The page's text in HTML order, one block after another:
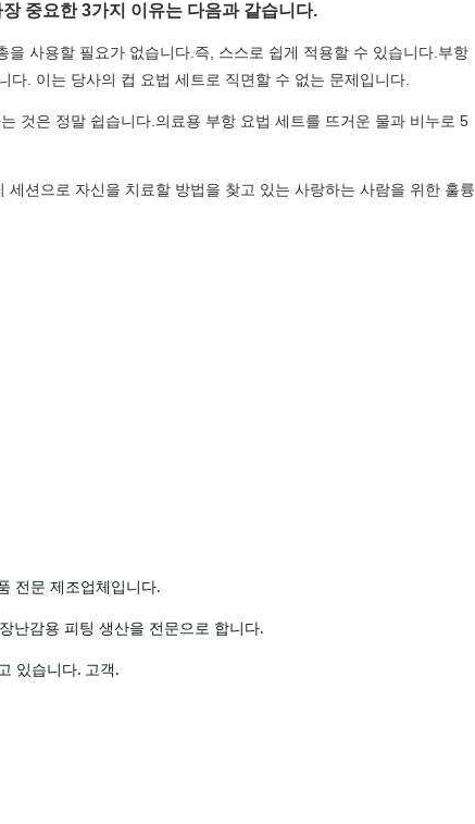
중요한 3가지 이유는 다음과 같습니다.
사용할 필요가 없습니다.즉, 스스로 쉽게 적용할 수 있습니다.부항
. 이는 당사의 컵 요법 세트로 직면할 수 없는 문제입니다.
것은 정말 쉽습니다.의료용 부항 요법 세트를 뜨거운 물과 비누로 5
션으로 자신을 치료할 방법을 찾고 있는 사랑하는 사람을 위한 훌륭
전문 제조업체입니다.
난감용 피팅 생산을 전문으로 합니다.
있습니다. 고객.